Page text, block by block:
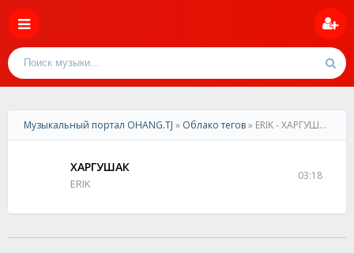
Музыкальный портал OHANG.TJ » Облако тегов» ERIK - ХАРГУШАК
ХАРГУШАК
ERIK
03:18